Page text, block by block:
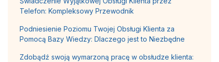
Telefon: Kompleksowy Przewodnik
Podniesienie Poziomu Twojej Obsługi Klienta za
Pomocą Bazy Wiedzy: Dlaczego jest to Niezbędne
Zdobądź swoją wymarzoną pracę w obsłudze klienta: